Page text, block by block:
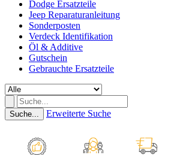
Dodge Ersatzteile
Jeep Reparaturanleitung
Sonderposten
Verdeck Identifikation
Öl & Additive
Gutschein
Gebrauchte Ersatzteile
Suche... Erweiterte Suche